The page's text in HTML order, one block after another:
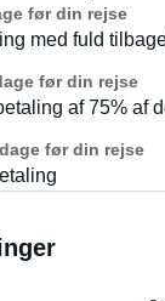
før din rejse
med fuld
før din rejse
af 75% af
før din rejse